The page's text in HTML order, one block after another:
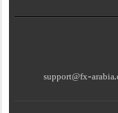
support@fx-